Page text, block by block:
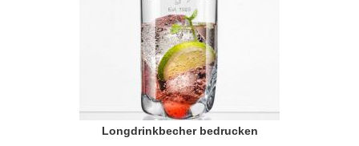
Longdrinkbecher bedrucken